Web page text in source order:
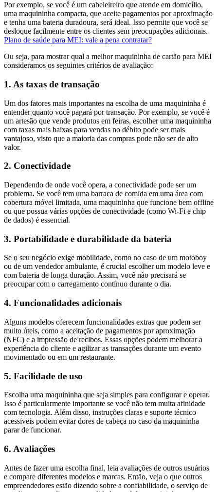
Por exemplo, se você é um cabeleireiro que atende em domicílio,
uma maquininha compacta, que aceite pagamentos por aproximação
e tenha uma bateria duradoura, será ideal. Isso permite que você se
desloque facilmente entre os clientes sem preocupações adicionais.
Plano de saúde para MEI: vale a pena contratar?
Ou seja, para mostrar qual a melhor maquininha de cartão para MEI
consideramos os seguintes critérios de avaliação:
1. As taxas de transação
Um dos fatores mais importantes na escolha de uma maquininha é
entender quanto você pagará por transação. Por exemplo, se você é
um artesão que vende produtos em feiras, escolher uma maquininha
com taxas mais baixas para vendas no débito pode ser mais
vantajoso, visto que a maioria das compras pode não ser de alto
valor.
2. Conectividade
Dependendo de onde você opera, a conectividade pode ser um
problema. Se você tem uma barraca de comida em uma área com
cobertura móvel limitada, uma maquininha que funcione bem offline
ou que possua várias opções de conectividade (como Wi-Fi e chip
de dados) é essencial.
3. Portabilidade e durabilidade da bateria
Se o seu negócio exige mobilidade, como no caso de um motoboy
ou de um vendedor ambulante, é crucial escolher um modelo leve e
com bateria de longa duração. Assim, você não precisará se
preocupar com o carregamento contínuo durante o dia.
4. Funcionalidades adicionais
Alguns modelos oferecem funcionalidades extras que podem ser
muito úteis, como a aceitação de pagamentos por aproximação
(NFC) e a impressão de recibos. Essas opções podem melhorar a
experiência do cliente e agilizar as transações durante um evento
movimentado ou em um restaurante.
5. Facilidade de uso
Escolha uma maquininha que seja simples para configurar e operar.
Isso é particularmente importante se você não tem muita afinidade
com tecnologia. Além disso, instruções claras e suporte técnico
acessíveis podem evitar dores de cabeça no caso da maquininha
parar de funcionar.
6. Avaliações
Antes de fazer uma escolha final, leia avaliações de outros usuários
e compare diferentes modelos e marcas. Então, veja o que outros
empreendedores estão dizendo sobre a confiabilidade, o serviço de